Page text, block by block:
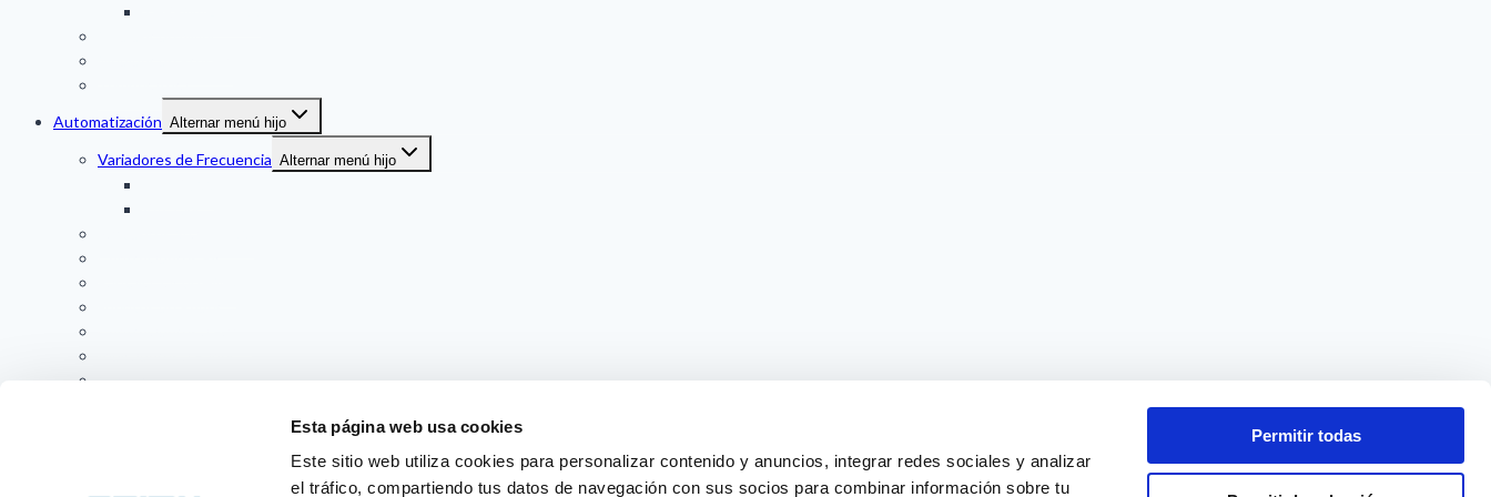
Esta página web usa cookies
Este sitio web utiliza cookies para personalizar contenido y anuncios, integrar redes sociales y analizar
el tráfico, compartiendo tus datos de navegación con sus socios para combinar información sobre tu
Permitir todas
Automatización Alternar menú hijo
Variadores de Frecuencia Alternar menú hijo